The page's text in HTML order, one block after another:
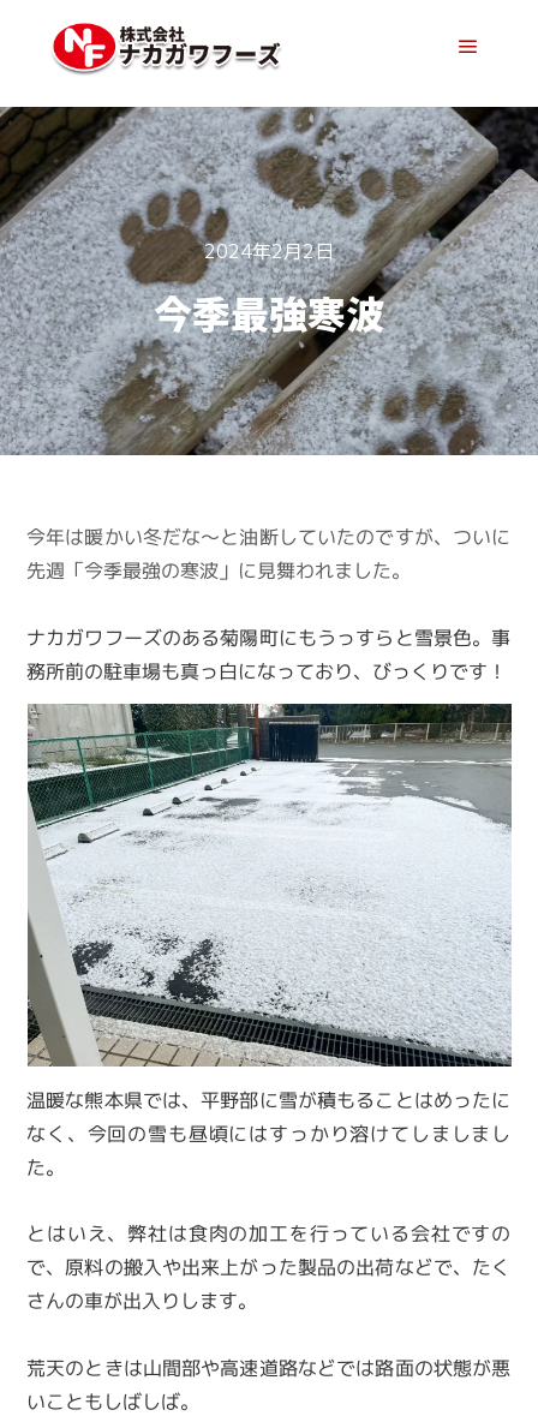
2024年2月2日
今季最強寒波
今年は暖かい冬だな～と油断していたのですが、ついに
先週「今季最強の寒波」に見舞われました。
ナカガワフーズのある菊陽町にもうっすらと雪景色。事
務所前の駐車場も真っ白になっており、びっくりです！
温暖な熊本県では、平野部に雪が積もることはめったに
なく、今回の雪も昼頃にはすっかり溶けてしましまし
た。
とはいえ、弊社は食肉の加工を行っている会社ですの
で、原料の搬入や出来上がった製品の出荷などで、たく
さんの車が出入りします。
荒天のときは山間部や高速道路などでは路面の状態が悪
いこともしばしば。